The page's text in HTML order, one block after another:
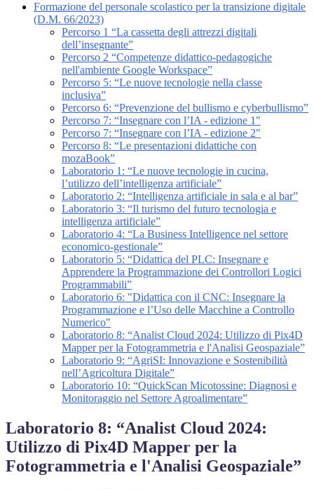
Formazione del personale scolastico per la transizione digitale
(D.M. 66/2023)
Percorso 1 “La cassetta degli attrezzi digitali
dell’insegnante”
Percorso 2 “Competenze didattico-pedagogiche
nell'ambiente Google Workspace”
Percorso 5: “Le nuove tecnologie nella classe
inclusiva”
Percorso 6: “Prevenzione del bullismo e cyberbullismo”
Percorso 7: “Insegnare con l’IA - edizione 1"
Percorso 7: “Insegnare con l’IA - edizione 2"
Percorso 8: “Le presentazioni didattiche con
mozaBook”
Laboratorio 1: “Le nuove tecnologie in cucina,
l’utilizzo dell’intelligenza artificiale”
Laboratorio 2: “Intelligenza artificiale in sala e al bar”
Laboratorio 3: “Il turismo del futuro tecnologia e
intelligenza artificiale”
Laboratorio 4: “La Business Intelligence nel settore
economico-gestionale”
Laboratorio 5: “Didattica del PLC: Insegnare e
Apprendere la Programmazione dei Controllori Logici
Programmabili”
Laboratorio 6: "Didattica con il CNC: Insegnare la
Programmazione e l’Uso delle Macchine a Controllo
Numerico"
Laboratorio 8: “Analist Cloud 2024: Utilizzo di Pix4D
Mapper per la Fotogrammetria e l'Analisi Geospaziale”
Laboratorio 9: “AgriSI: Innovazione e Sostenibilità
nell’Agricoltura Digitale”
Laboratorio 10: “QuickScan Micotossine: Diagnosi e
Monitoraggio nel Settore Agroalimentare”
Laboratorio 8: “Analist Cloud 2024:
Utilizzo di Pix4D Mapper per la
Fotogrammetria e l'Analisi Geospaziale”